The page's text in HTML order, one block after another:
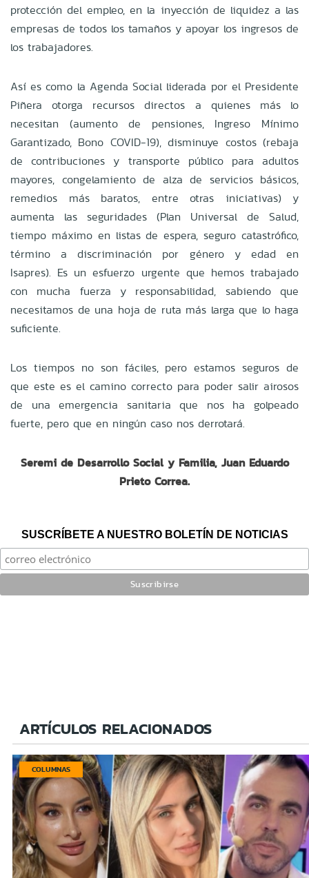
protección del empleo, en la inyección de liquidez a las
empresas de todos los tamaños y apoyar los ingresos de
los trabajadores.
Así es como la Agenda Social liderada por el Presidente
Piñera otorga recursos directos a quienes más lo
necesitan (aumento de pensiones, Ingreso Mínimo
Garantizado, Bono COVID-19), disminuye costos (rebaja
de contribuciones y transporte público para adultos
mayores, congelamiento de alza de servicios básicos,
remedios más baratos, entre otras iniciativas) y
aumenta las seguridades (Plan Universal de Salud,
tiempo máximo en listas de espera, seguro catastrófico,
término a discriminación por género y edad en
Isapres). Es un esfuerzo urgente que hemos trabajado
con mucha fuerza y responsabilidad, sabiendo que
necesitamos de una hoja de ruta más larga que lo haga
suficiente.
Los tiempos no son fáciles, pero estamos seguros de
que este es el camino correcto para poder salir airosos
de una emergencia sanitaria que nos ha golpeado
fuerte, pero que en ningún caso nos derrotará.
Seremi de Desarrollo Social y Familia, Juan Eduardo
Prieto Correa.
SUSCRÍBETE A NUESTRO BOLETÍN DE NOTICIAS
ARTÍCULOS RELACIONADOS
COLUMNAS